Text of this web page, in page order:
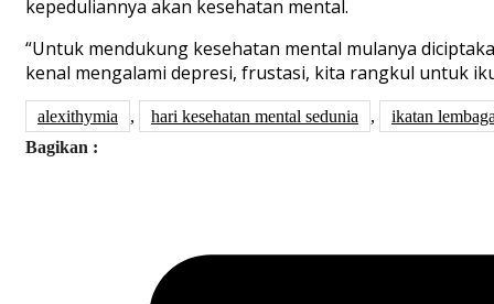
kepeduliannya akan kesehatan mental.
“Untuk mendukung kesehatan mental mulanya
kenal mengalami depresi, frustasi, kita rangkul untuk
alexithymia , hari kesehatan mental sedunia ,
ikatan
Bagikan :